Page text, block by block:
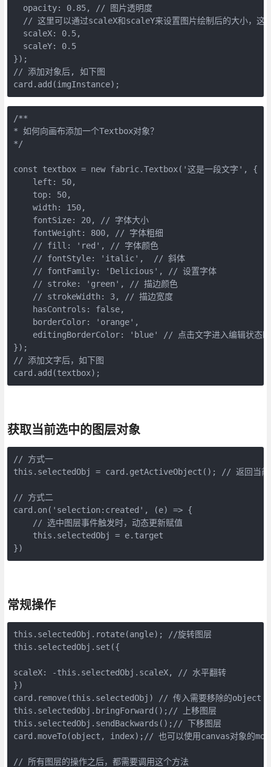
  opacity: 0.85, // 图片透明度
// 这里可以通过scaleX和scaleY来设置图片绘制后的大小，这
  scaleX: 0.5,
  scaleY: 0.5
});
// 添加对象后, 如下图
card.add(imgInstance);
/**
* 如何向画布添加一个Textbox对象？
*/
const textbox = new fabric.Textbox('这是一段文字', {
    left: 50,
    top: 50,
    width: 150,
    fontSize: 20, // 字体大小
    fontWeight: 800, // 字体粗细
    // fill: 'red', // 字体颜色
    // fontStyle: 'italic',  // 斜体
    // fontFamily: 'Delicious', // 设置字体
    // stroke: 'green', // 描边颜色
    // strokeWidth: 3, // 描边宽度
    hasControls: false,
    borderColor: 'orange',
editingBorderColor: 'blue' // 点击文字进入编辑状态时
});
// 添加文字后，如下图
card.add(textbox);
获取当前选中的图层对象
// 方式一
this.selectedObj = card.getActiveObject(); // 返回当前
// 方式二
card.on('selection:created', (e) => {
    // 选中图层事件触发时，动态更新赋值
    this.selectedObj = e.target
})
常规操作
this.selectedObj.rotate(angle); //旋转图层
this.selectedObj.set({
scaleX: -this.selectedObj.scaleX, // 水平翻转
})
card.remove(this.selectedObj) // 传入需要移除的object
this.selectedObj.bringForward();// 上移图层
this.selectedObj.sendBackwards();// 下移图层
card.moveTo(object, index);// 也可以使用canvas对象的
// 所有图层的操作之后，都需要调用这个方法